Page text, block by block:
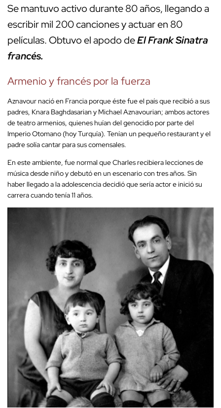
Se mantuvo activo durante 80 años, llegando a
escribir mil 200 canciones y actuar en 80
películas. Obtuvo el apodo deEl Frank Sinatra
francés.
Armenio y francés por la fuerza
Aznavour nació en Francia porque éste fue el país que recibió a sus
padres, Knara Baghdasarian y Michael Aznavourian; ambos actores
de teatro armenios, quienes huían del genocidio por parte del
Imperio Otomano (hoy Turquía). Tenían un pequeño restaurant y el
padre solía cantar para sus comensales.
En este ambiente, fue normal que Charles recibiera lecciones de
música desde niño y debutó en un escenario con tres años. Sin
haber llegado a la adolescencia decidió que sería actor e inició su
carrera cuando tenía 11 años.